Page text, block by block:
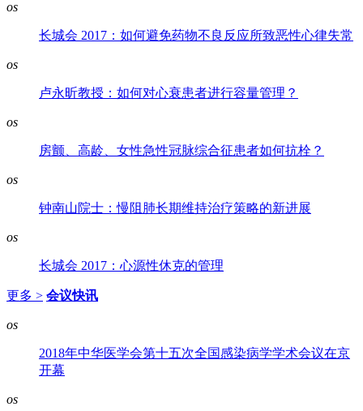
os
长城会 2017：如何避免药物不良反应所致恶性心律失常
os
卢永昕教授：如何对心衰患者进行容量管理？
os
房颤、高龄、女性急性冠脉综合征患者如何抗栓？
os
钟南山院士：慢阻肺长期维持治疗策略的新进展
os
长城会 2017：心源性休克的管理
更多 > 会议快讯
os
2018年中华医学会第十五次全国感染病学学术会议在京
开幕
os